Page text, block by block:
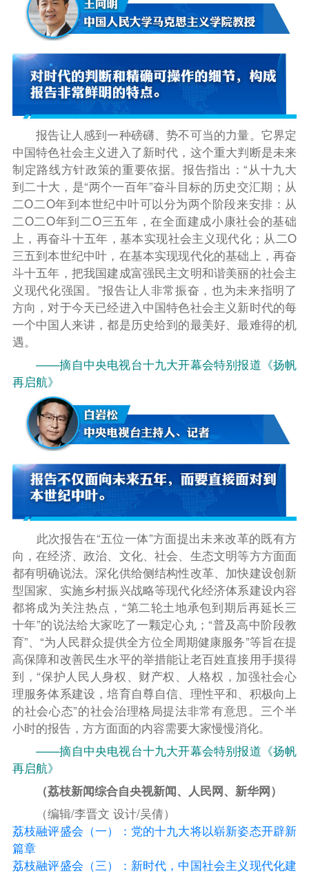
报告让人感到一种磅礴、势不可当的力量。它界定
中国特色社会主义进入了新时代，这个重大判断是未来
制定路线方针政策的重要依据。报告指出：“从十九大
到二十大，是“两个一百年”奋斗目标的历史交汇期；从
二O二O年到本世纪中叶可以分为两个阶段来安排：从
二O二O年到二O三五年，在全面建成小康社会的基础
上，再奋斗十五年，基本实现社会主义现代化；从二O
三五到本世纪中叶，在基本实现现代化的基础上，再奋
斗十五年，把我国建成富强民主文明和谐美丽的社会主
义现代化强国。 ”报告让人非常振奋，也为未来指明了
方向，对于今天已经进入中国特色社会主义新时代的每
一个中国人来讲，都是历史给到的最美好、最难得的机
遇。
——摘自中央电视台十九大开幕会特别报道《扬帆
再启航》
此次报告在“五位一体”方面提出未来改革的既有方
向，在经济、政治、文化、社会、生态文明等方方面面
都有明确说法。深化供给侧结构性改革、加快建设创新
型国家、实施乡村振兴战略等现代化经济体系建设内容
都将成为关注热点，“第二轮土地承包到期后再延长三
十年”的说法给大家吃了一颗定心丸；“普及高中阶段教
育”、“为人民群众提供全方位全周期健康服务”等旨在提
高保障和改善民生水平的举措能让老百姓直接用手摸得
到，“保护人民人身权、财产权、人格权，加强社会心
理服务体系建设，培育自尊自信、理性平和、积极向上
的社会心态”的社会治理格局提法非常有意思。三个半
小时的报告，方方面面的内容需要大家慢慢消化。
——摘自中央电视台十九大开幕会特别报道《扬帆
再启航》
（荔枝新闻综合自央视新闻、人民网、新华网）
（编辑/李晋文 设计/吴倩）
荔枝融评盛会（一）：党的十九大将以崭新姿态开辟新
篇章
荔枝融评盛会（三）：新时代，中国社会主义现代化建